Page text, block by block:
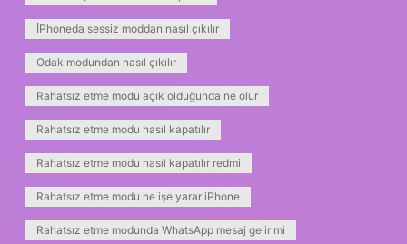
İPhoneda sessiz moddan nasıl çıkılır
Odak modundan nasıl çıkılır
Rahatsız etme modu açık olduğunda ne olur
Rahatsız etme modu nasıl kapatılır
Rahatsız etme modu nasıl kapatılır redmi
Rahatsız etme modu ne işe yarar iPhone
Rahatsız etme modunda WhatsApp mesaj gelir mi